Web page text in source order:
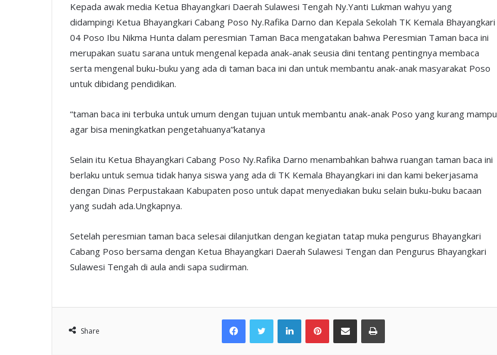
Kepada awak media Ketua Bhayangkari Daerah Sulawesi Tengah Ny.Yanti Lukman wahyu yang
didampingi Ketua Bhayangkari Cabang Poso Ny.Rafika Darno dan Kepala Sekolah TK Kemala Bhayangkari
04 Poso Ibu Nikma Hunta dalam peresmian Taman Baca mengatakan bahwa Peresmian Taman baca ini
merupakan suatu sarana untuk mengenal kepada anak-anak seusia dini tentang pentingnya membaca
serta mengenal buku-buku yang ada di taman baca ini dan untuk membantu anak-anak masyarakat Poso
untuk dibidang pendidikan.
“taman baca ini terbuka untuk umum dengan tujuan untuk membantu anak-anak Poso yang kurang mampu
agar bisa meningkatkan pengetahuanya”katanya
Selain itu Ketua Bhayangkari Cabang Poso Ny.Rafika Darno menambahkan bahwa ruangan taman baca ini
berlaku untuk semua tidak hanya siswa yang ada di TK Kemala Bhayangkari ini dan kami bekerjasama
dengan Dinas Perpustakaan Kabupaten poso untuk dapat menyediakan buku selain buku-buku bacaan
yang sudah ada.Ungkapnya.
Setelah peresmian taman baca selesai dilanjutkan dengan kegiatan tatap muka pengurus Bhayangkari
Cabang Poso bersama dengan Ketua Bhayangkari Daerah Sulawesi Tengan dan Pengurus Bhayangkari
Sulawesi Tengah di aula andi sapa sudirman.
Share
FacebookTwitter LinkedInPinterestShare via Email Print